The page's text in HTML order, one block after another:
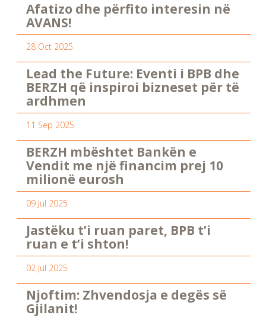
Afatizo dhe përfito interesin në
AVANS!
28 Oct 2025
Lead the Future: Eventi i BPB dhe
BERZH që inspiroi bizneset për të
ardhmen
11 Sep 2025
BERZH mbështet Bankën e
Vendit me një financim prej 10
milionë eurosh
09 Jul 2025
Jastëku t’i ruan paret, BPB t’i
ruan e t’i shton!
02 Jul 2025
Njoftim: Zhvendosja e degës së
Gjilanit!